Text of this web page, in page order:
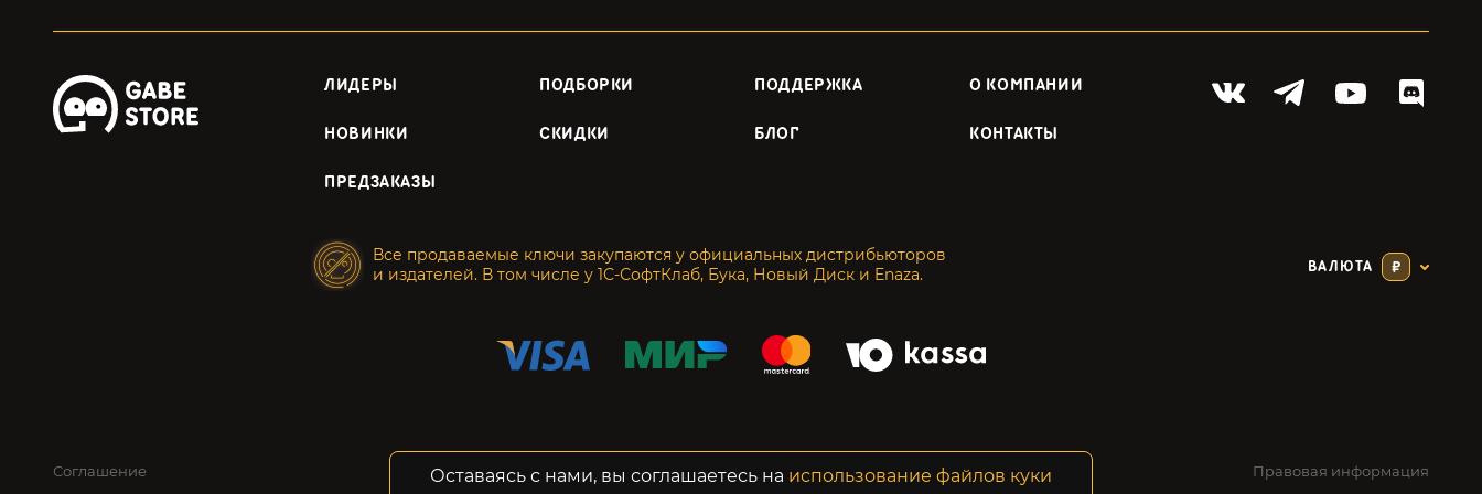
ЛИДЕРЫ ПОДБОРКИ ПОДДЕРЖКА О КОМПАНИИ
НОВИНКИ СКИДКИ БЛОГ КОНТАКТЫ
ПРЕДЗАКАЗЫ
Все продаваемые ключи закупаются у официальных дистрибьюторов
и издателей. В том числе у 1С-СофтКлаб, Бука, Новый Диск и Enaza.
ВАЛЮТА ₽
Соглашение Конфиденциальность Возвраты Правовая информация
Оставаясь с нами, вы соглашаетесь на использование файлов куки